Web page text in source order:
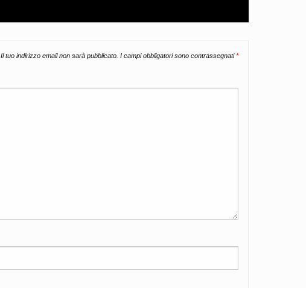
Il tuo indirizzo email non sarà pubblicato. I campi obbligatori sono contrassegnati*